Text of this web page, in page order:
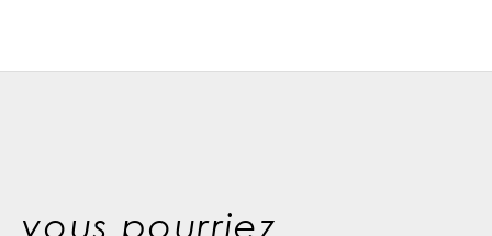
vous pourriez